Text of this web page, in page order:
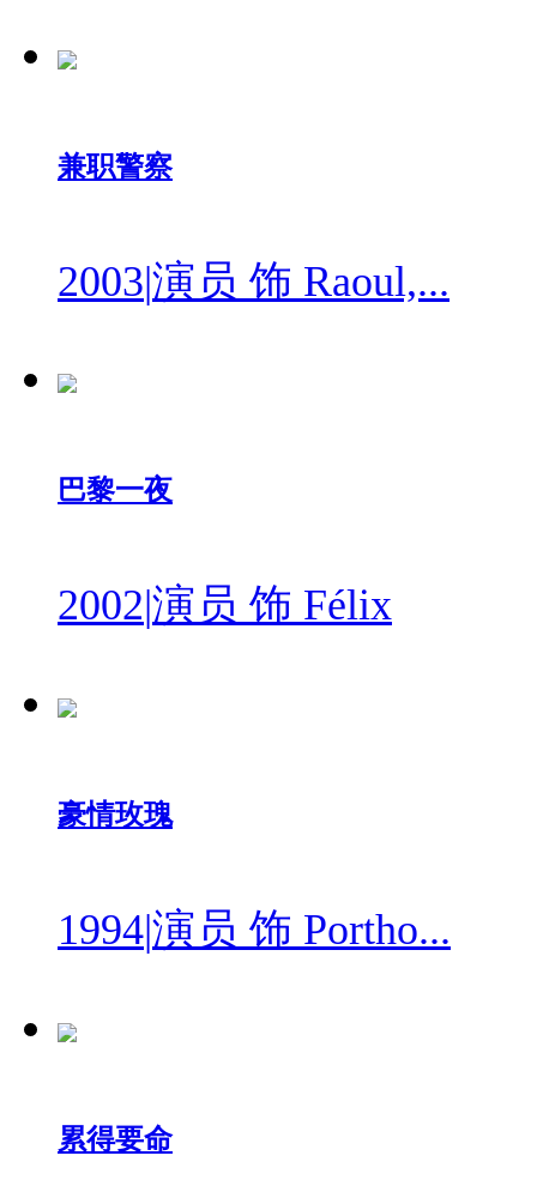
兼职警察
2003|演员 饰 Raoul,...
巴黎一夜
2002|演员 饰 Félix
豪情玫瑰
1994|演员 饰 Portho...
累得要命